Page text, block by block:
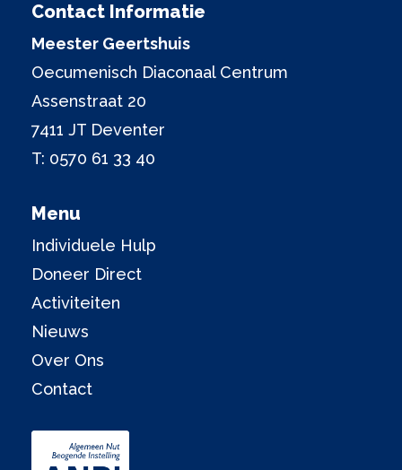
Contact Informatie
Meester Geertshuis
Oecumenisch Diaconaal Centrum
Assenstraat 20
7411 JT Deventer
T: 0570 61 33 40
Menu
Individuele Hulp
Doneer Direct
Activiteiten
Nieuws
Over Ons
Contact